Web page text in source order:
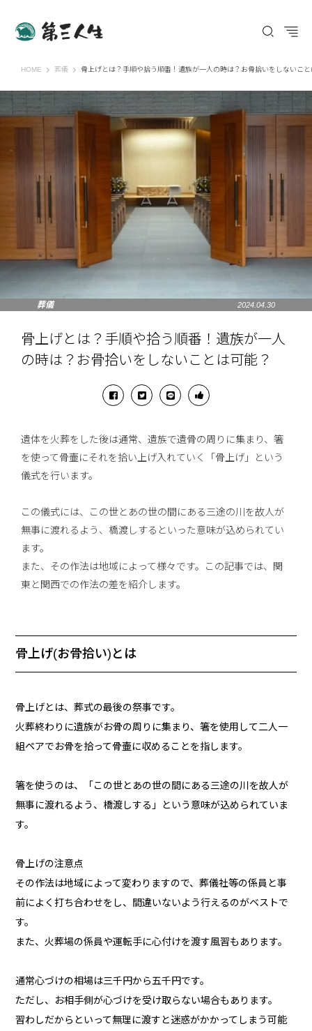
HOME 第三人生 〜寄り道の歩き方〜
葬儀 骨上げとは？手順や拾う順番！遺族が一人の時は？お骨拾いをしないこ
葬儀 2024.04.30
骨上げとは？手順や拾う順番！遺族が一人
の時は？お骨拾いをしないことは可能？
遺体を火葬をした後は通常、遺族で遺骨の周りに集まり、箸
を使って骨壷にそれを拾い上げ入れていく「骨上げ」という
儀式を行います。
この儀式には、この世とあの世の間にある三途の川を故人が
無事に渡れるよう、橋渡しするといった意味が込められてい
ます。
また、その作法は地域によって様々です。この記事では、関
東と関西での作法の差を紹介します。
骨上げ(お骨拾い)とは
骨上げとは、葬式の最後の祭事です。
火葬終わりに遺族がお骨の周りに集まり、箸を使用して二人一
組ペアでお骨を拾って骨壷に収めることを指します。
箸を使うのは、「この世とあの世の間にある三途の川を故人が
無事に渡れるよう、橋渡しする」という意味が込められていま
す。
骨上げの注意点
その作法は地域によって変わりますので、葬儀社等の係員と事
前によく打ち合わせをし、間違いないよう行えるのがベストで
す。
また、火葬場の係員や運転手に心付けを渡す風習もあります。
通常心づけの相場は三千円から五千円です。
ただし、お相手側が心づけを受け取らない場合もあります。
習わしだからといって無理に渡すと迷惑がかかってしまう可能